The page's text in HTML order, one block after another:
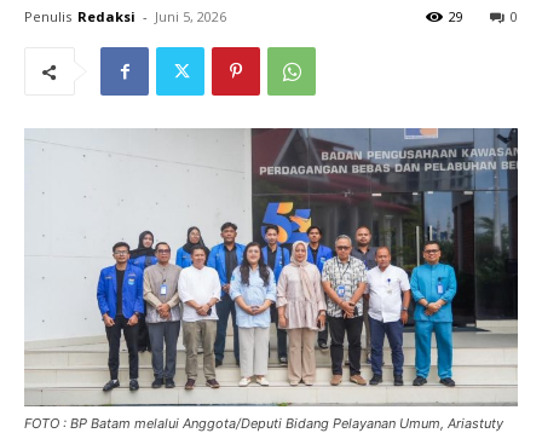
Penulis Redaksi - Juni 5, 2026 0
29
FOTO : BP Batam melalui Anggota/Deputi Bidang Pelayanan Umum, Ariastuty